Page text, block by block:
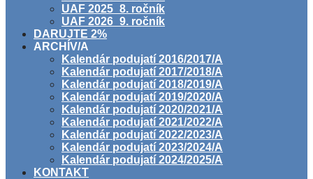
UAF 2025_8. ročník
UAF 2026_9. ročník
DARUJTE 2%
ARCHÍV/A
Kalendár podujatí 2016/2017/A
Kalendár podujatí 2017/2018/A
Kalendár podujatí 2018/2019/A
Kalendár podujatí 2019/2020/A
Kalendár podujatí 2020/2021/A
Kalendár podujatí 2021/2022/A
Kalendár podujatí 2022/2023/A
Kalendár podujatí 2023/2024/A
Kalendár podujatí 2024/2025/A
KONTAKT